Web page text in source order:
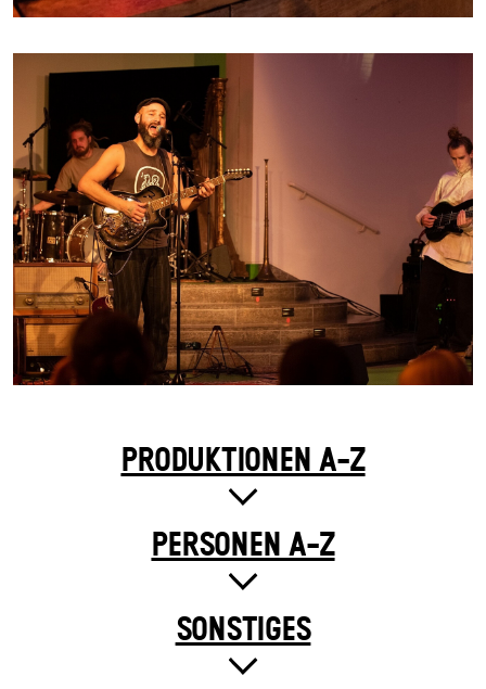
PRODUKTIONEN A-Z
PERSONEN A-Z
SONSTIGES